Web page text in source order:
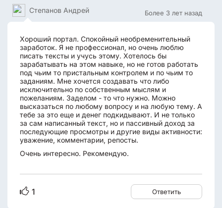
Более 3 лет назад
Степанов Андрей
Хороший портал. Спокойный необременительный
заработок. Я не профессионал, но очень люблю
писать тексты и учусь этому. Хотелось бы
зарабатывать на этом навыке, но не готов работать
под чьим то пристальным контролем и по чьим то
заданиям. Мне хочется создавать что либо
исключительно по собственным мыслям и
пожеланиям. Заделом - то что нужно. Можно
высказаться по любому вопросу и на любую тему. А
тебе за это еще и денег подкидывают. И не только
за сам написанный текст, но и пассивный доход за
последующие просмотры и другие виды активности:
уважение, комментарии, репосты.
Очень интересно. Рекомендую.
1 Ответить